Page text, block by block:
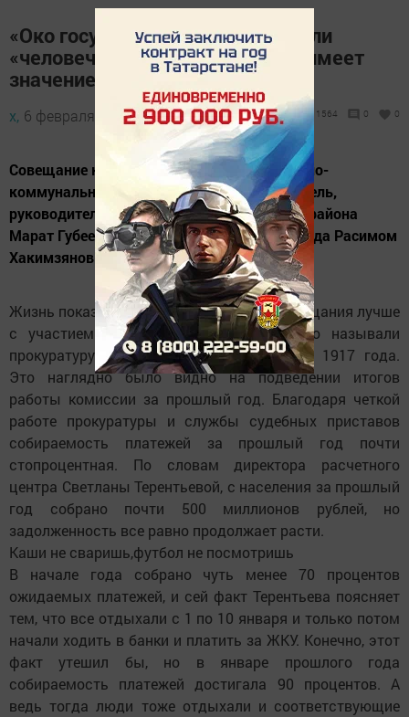
«Око государево» не дремлет! или
«человеческий фактор» всегда имеет
значение!
х, 6 февраля 2013 - 05:34 1564 0 0
Совещание комиссии по долгам за жилищно-
коммунальные услуги провел ее председатель,
руководитель исполкома муниципального района
Марат Губеев совместно с прокурором города Расимом
Хакимзяновым.
Жизнь показала, что проводить такие совещания лучше
с участием «ока государева», как часто называли
прокуратуру до октябрьского переворота 1917 года.
Это наглядно было видно на подведении итогов
работы комиссии за прошлый год. Благодаря четкой
работе прокуратуры и службы судебных приставов
собираемость платежей за прошлый год почти
стопроцентная. По словам директора расчетного
центра Светланы Терентьевой, с населения за прошлый
год собрано почти 500 миллионов рублей, но
задолженность все равно продолжает расти.
Каши не сваришь,футбол не посмотришь
В начале года собрано чуть менее 70 процентов
ожидаемых платежей, и сей факт Терентьева поясняет
тем, что все отдыхали с 1 по 10 января и только потом
начали ходить в банки и платить за ЖКУ. Конечно, этот
факт утешил бы, но в январе прошлого года
собираемость платежей достигала 90 процентов. А
ведь тогда люди тоже отдыхали и соответствующие